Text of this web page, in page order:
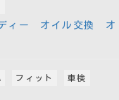
ィー オイル交換 オ
フィット 車検